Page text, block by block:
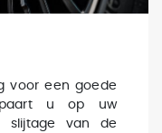
voor een goede
u op uw
slijtage van de